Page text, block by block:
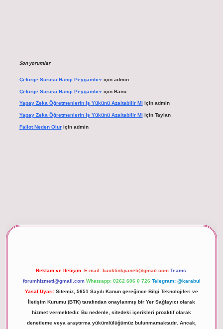
Son yorumlar
Çekirge Sürüsü Hangi Peygamberiçin admin
Çekirge Sürüsü Hangi Peygamberiçin Banu
Yapay Zeka Öğretmenlerin Iş Yükünü Azaltabilir Mi için admin
Yapay Zeka Öğretmenlerin Iş Yükünü Azaltabilir Mi için Taylan
Fallot Neden Oluriçin admin
Reklam ve İletişim: E-mail: backlinkpaneli@gmail.com Teams:
forumhizmeti@gmail.com Whatsapp: 0262 606 0 726 Telegram: @karabul
Yasal Uyarı: Sitemiz, 5651 Sayılı Kanun gereğince Bilgi Teknolojileri ve
İletişim Kurumu (BTK) tarafından onaylanmış bir Yer Sağlayıcı olarak
hizmet vermektedir. Bu nedenle, sitedeki içerikleri proaktif olarak
denetleme veya araştırma yükümlülüğümüz bulunmamaktadır. Ancak,